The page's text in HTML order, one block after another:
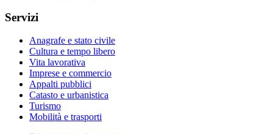
Servizi
Anagrafe e stato civile
Cultura e tempo libero
Vita lavorativa
Imprese e commercio
Appalti pubblici
Catasto e urbanistica
Turismo
Mobilità e trasporti